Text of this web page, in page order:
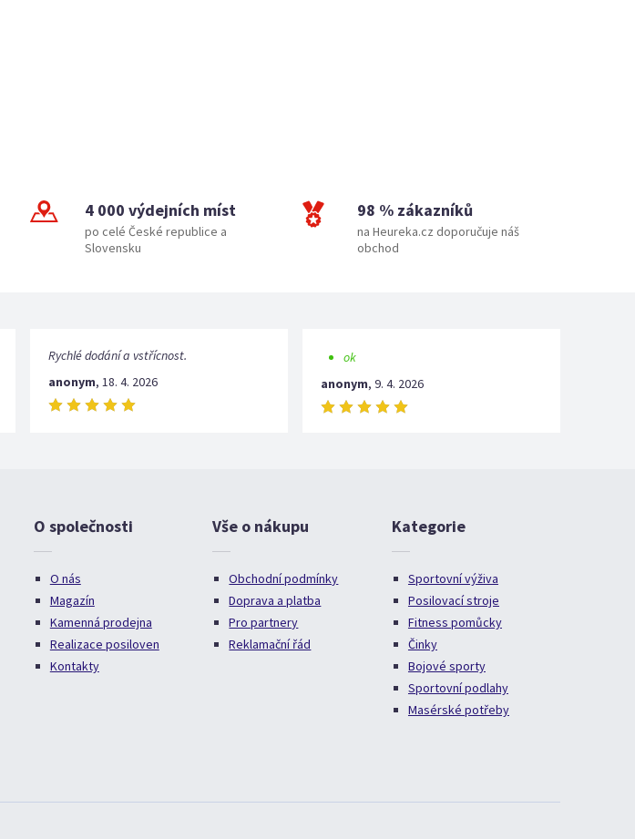
4 000 výdejních míst
po celé České republice a
Slovensku
98 % zákazníků
na Heureka.cz doporučuje náš
obchod
Rychlé dodání a vstřícnost.
anonym, 18. 4. 2026
ok
anonym, 9. 4. 2026
O společnosti
O nás
Magazín
Kamenná prodejna
Realizace posiloven
Kontakty
Vše o nákupu
Obchodní podmínky
Doprava a platba
Pro partnery
Reklamační řád
Kategorie
Sportovní výživa
Posilovací stroje
Fitness pomůcky
Činky
Bojové sporty
Sportovní podlahy
Masérské potřeby